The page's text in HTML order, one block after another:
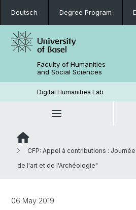
Deutsch Degree Program
Faculty of Humanities
and Social Sciences
Digital Humanities Lab
CFP: Appel à contributions :
de l'art et de l'Archéologie"
06 May 2019